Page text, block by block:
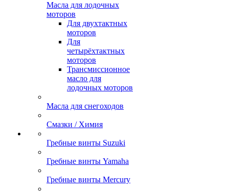
Масла для лодочных
моторов
Для двухтактных
моторов
Для
четырёхтактных
моторов
Трансмиссионное
масло для
лодочных моторов
Масла для снегоходов
Смазки / Химия
Гребные винты Suzuki
Гребные винты Yamaha
Гребные винты Mercury